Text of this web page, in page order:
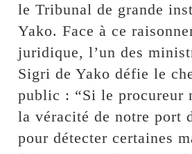
le Tribunal de grande
Yako. Face à ce
juridique, l’un des
Sigri de Yako défie le
public : “Si le procureur
la véracité de notre port
pour détecter certaines